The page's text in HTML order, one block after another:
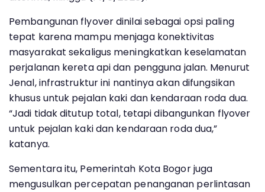
Pembangunan flyover dinilai sebagai opsi paling
tepat karena mampu menjaga konektivitas
masyarakat sekaligus meningkatkan keselamatan
perjalanan kereta api dan pengguna jalan. Menurut
Jenal, infrastruktur ini nantinya akan difungsikan
khusus untuk pejalan kaki dan kendaraan roda dua.
“Jadi tidak ditutup total, tetapi dibangunkan flyover
untuk pejalan kaki dan kendaraan roda dua,”
katanya.
Sementara itu, Pemerintah Kota Bogor juga
mengusulkan percepatan penanganan perlintasan